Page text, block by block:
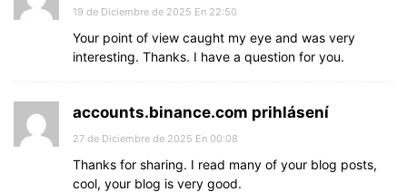
19 de Diciembre de 2025 En 22:50
Your point of view caught my eye and was very
interesting. Thanks. I have a question for you.
accounts.binance.com prihlásení
27 de Diciembre de 2025 En 00:08
Thanks for sharing. I read many of your blog posts,
cool, your blog is very good.